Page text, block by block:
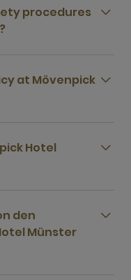
procedures
at Mövenpick
Hotel
den
Münster